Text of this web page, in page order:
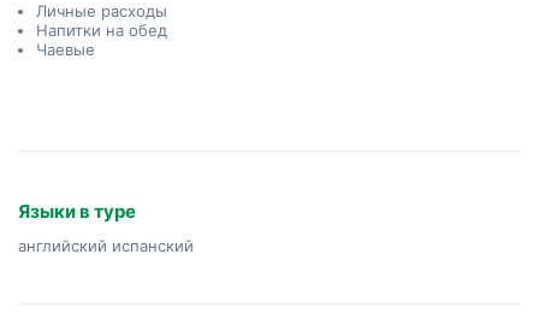
Личные расходы
Напитки на обед
Чаевые
Языки в туре
английский испанский